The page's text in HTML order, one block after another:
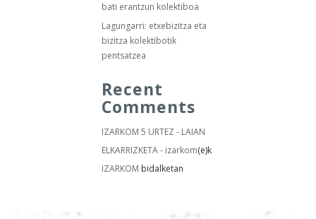
bati erantzun kolektiboa
Lagungarri: etxebizitza eta
bizitza kolektibotik
pentsatzea
Recent
Comments
IZARKOM 5 URTEZ - LAIAN
ELKARRIZKETA - izarkom(e)k
IZARKOM bidalketan